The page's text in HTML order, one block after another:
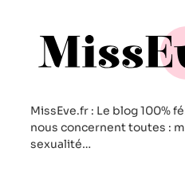
MissEve.fr : Le blog 100%
nous concernent toutes :
sexualité…